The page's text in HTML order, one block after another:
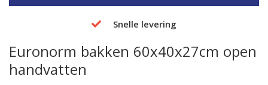
Snelle levering
Euronorm bakken 60x40x27cm open
handvatten